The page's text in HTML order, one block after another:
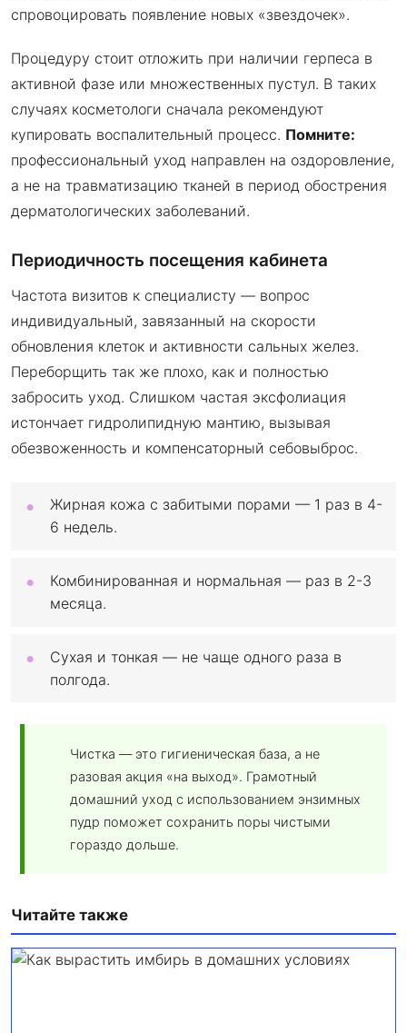
спровоцировать появление новых «звездочек».
Процедуру стоит отложить при наличии герпеса в
активной фазе или множественных пустул. В таких
случаях косметологи сначала рекомендуют
купировать воспалительный процесс. Помните:
профессиональный уход направлен на оздоровление,
а не на травматизацию тканей в период обострения
дерматологических заболеваний.
Периодичность посещения кабинета
Частота визитов к специалисту — вопрос
индивидуальный, завязанный на скорости
обновления клеток и активности сальных желез.
Переборщить так же плохо, как и полностью
забросить уход. Слишком частая эксфолиация
истончает гидролипидную мантию, вызывая
обезвоженность и компенсаторный себовыброс.
Жирная кожа с забитыми порами — 1 раз в 4-
6 недель.
Комбинированная и нормальная — раз в 2-3
месяца.
Сухая и тонкая — не чаще одного раза в
полгода.
Чистка — это гигиеническая база, а не
разовая акция «на выход». Грамотный
домашний уход с использованием энзимных
пудр поможет сохранить поры чистыми
гораздо дольше.
Читайте также